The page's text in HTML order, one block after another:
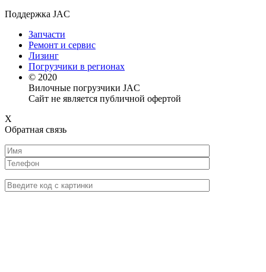
Поддержка JAC
Запчасти
Ремонт и сервис
Лизинг
Погрузчики в регионах
© 2020
Вилочные погрузчики JAC
Сайт не является публичной офертой
X
Обратная связь